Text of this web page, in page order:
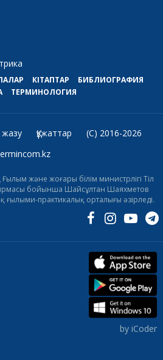
КІТАПТАР
БИБЛИОГРАФИЯ
ТЕРМИНОЛОГИЯ
Құжаттар
(C) 2016-2026
және жоғары білім министрлігі Тіл
бойынша Шайсұлтан Шаяхметов
ғылыми-практикалық орталығы әзірледі.
by iCoder